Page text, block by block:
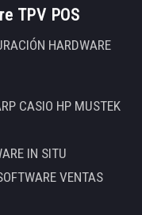
TPV POS
HARDWARE
CASIO HP MUSTEK
IN SITU
VENTAS